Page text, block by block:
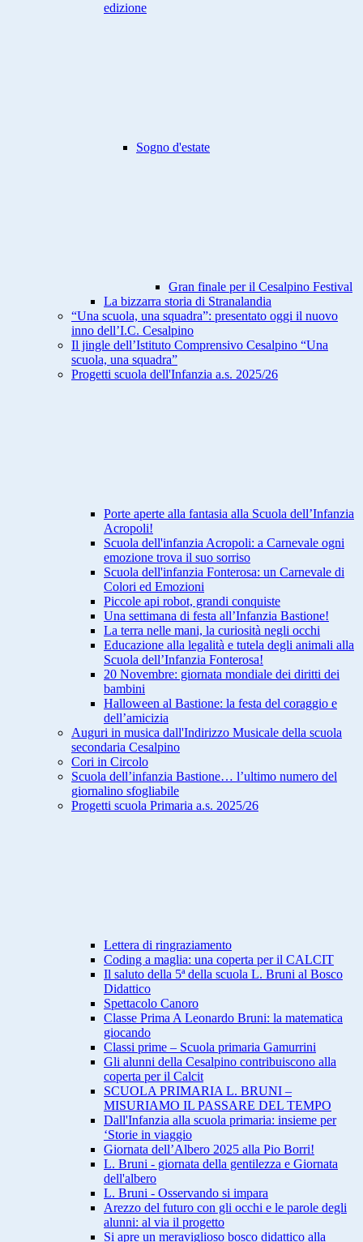
edizione
Sogno d'estate
Gran finale per il Cesalpino Festival
La bizzarra storia di Stranalandia
“Una scuola, una squadra”: presentato oggi il nuovo
inno dell’I.C. Cesalpino
Il jingle dell’Istituto Comprensivo Cesalpino “Una
scuola, una squadra”
Progetti scuola dell'Infanzia a.s. 2025/26
Porte aperte alla fantasia alla Scuola dell’Infanzia
Acropoli!
Scuola dell'infanzia Acropoli: a Carnevale ogni
emozione trova il suo sorriso
Scuola dell'infanzia Fonterosa: un Carnevale di
Colori ed Emozioni
Piccole api robot, grandi conquiste
Una settimana di festa all’Infanzia Bastione!
La terra nelle mani, la curiosità negli occhi
Educazione alla legalità e tutela degli animali alla
Scuola dell’Infanzia Fonterosa!
20 Novembre: giornata mondiale dei diritti dei
bambini
Halloween al Bastione: la festa del coraggio e
dell’amicizia
Auguri in musica dall'Indirizzo Musicale della scuola
secondaria Cesalpino
Cori in Circolo
Scuola dell’infanzia Bastione… l’ultimo numero del
giornalino sfogliabile
Progetti scuola Primaria a.s. 2025/26
Lettera di ringraziamento
Coding a maglia: una coperta per il CALCIT
Il saluto della 5ª della scuola L. Bruni al Bosco
Didattico
Spettacolo Canoro
Classe Prima A Leonardo Bruni: la matematica
giocando
Classi prime – Scuola primaria Gamurrini
Gli alunni della Cesalpino contribuiscono alla
coperta per il Calcit
SCUOLA PRIMARIA L. BRUNI –
MISURIAMO IL PASSARE DEL TEMPO
Dall'Infanzia alla scuola primaria: insieme per
‘Storie in viaggio
Giornata dell’Albero 2025 alla Pio Borri!
L. Bruni - giornata della gentilezza e Giornata
dell'albero
L. Bruni - Osservando si impara
Arezzo del futuro con gli occhi e le parole degli
alunni: al via il progetto
Si apre un meraviglioso bosco didattico alla